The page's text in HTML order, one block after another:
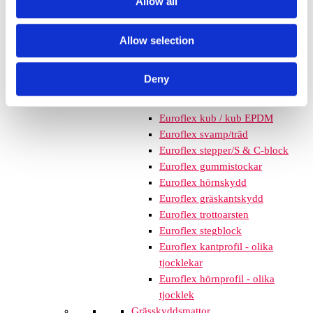
Allow selection
Deny
mm – fallhöjd upp till 2,1 m
Nordic rubber safe tiles 75
mm – fallhöjd upp till 2,5 m
Euroflex hel & halvkulor /
Euroflex kub / kub EPDM
Euroflex svamp/träd
Euroflex stepper/S & C-block
Euroflex gummistockar
Euroflex hörnskydd
Euroflex gräskantskydd
Euroflex trottoarsten
Euroflex stegblock
Euroflex kantprofil - olika
tjocklekar
Euroflex hörnprofil - olika
tjocklek